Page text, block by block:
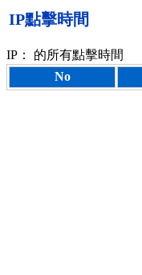
IP點擊時間
IP：
的所有點擊時間
No